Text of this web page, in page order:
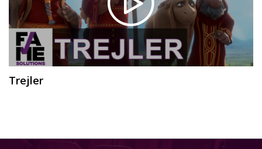
Trejler